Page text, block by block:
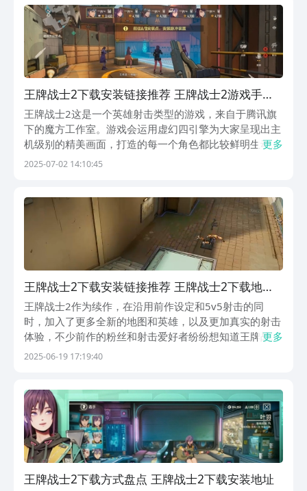
王牌战士2下载安装链接推荐 王牌战士2游戏手机
版版在哪下载
王牌战士2这是一个英雄射击类型的游戏，来自于腾讯旗
下的魔方工作室。游戏会运用虚幻四引擎为大家呈现出主
机级别的精美画面，打造的每一个角色都比较鲜明生动。
王牌战士2下载地址到底是什么？这就是今天所为大家介
2#《《《《...
更多
2025-07-02 14:10:45
王牌战士2下载安装链接推荐 王牌战士2下载地址
指引
王牌战士2作为续作，在沿用前作设定和5v5射击的同
时，加入了更多全新的地图和英雄，以及更加真实的射击
体验，不少前作的粉丝和射击爱好者纷纷想知道王牌战士
2下载地址，那么话不多说，下面就来分享一下下载的渠
更多
2025-06-19 17:19:40
王牌战士2下载方式盘点 王牌战士2下载安装地址